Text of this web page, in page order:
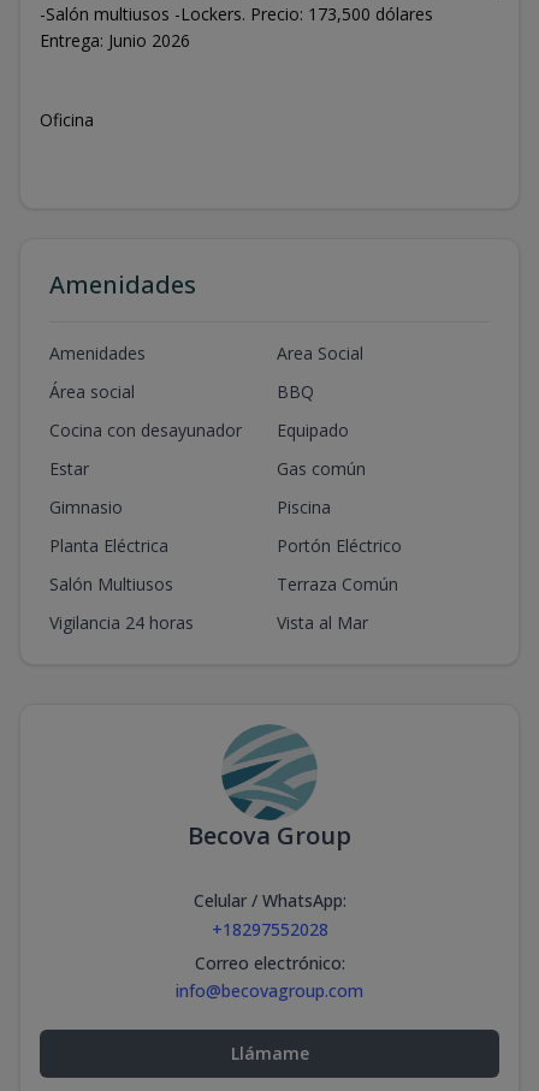
-Salón multiusos -Lockers. Precio: 173,500 dólares
Entrega: Junio 2026
Oficina
Amenidades
Amenidades
Area Social
Área social
BBQ
Cocina con desayunador
Equipado
Estar
Gas común
Gimnasio
Piscina
Planta Eléctrica
Portón Eléctrico
Salón Multiusos
Terraza Común
Vigilancia 24 horas
Vista al Mar
Becova Group
Celular / WhatsApp:
+18297552028
Correo electrónico:
info@becovagroup.com
Llámame